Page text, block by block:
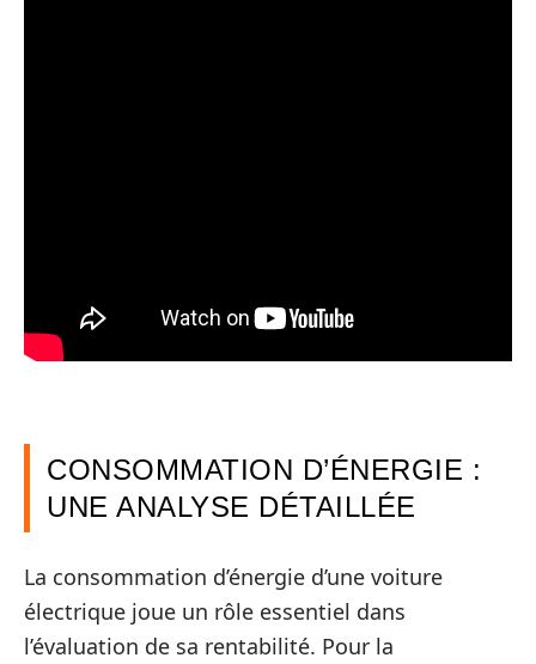
CONSOMMATION D’ÉNERGIE :
UNE ANALYSE DÉTAILLÉE
La consommation d’énergie d’une voiture
électrique joue un rôle essentiel dans
l’évaluation de sa rentabilité. Pour la